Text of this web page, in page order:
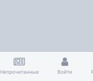
Непрочитанные Войти